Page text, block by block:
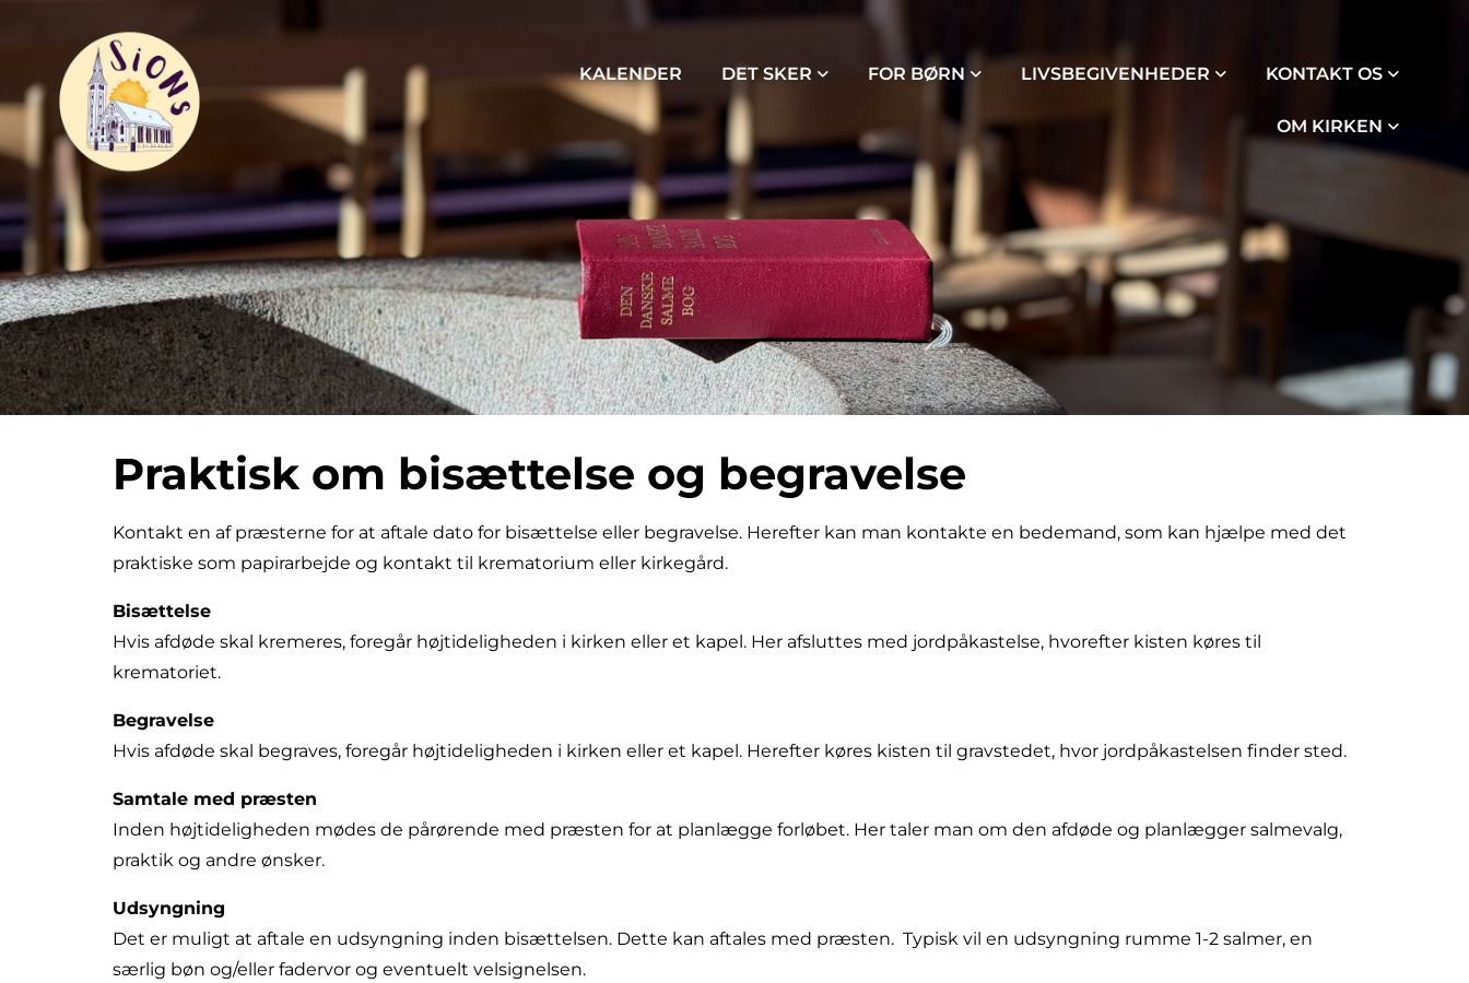
KALENDER DET SKER FOR BØRN LIVSBEGIVENHEDER KONTAKT OS
OM KIRKEN
Praktisk om bisættelse og begravelse
Kontakt en af præsterne for at aftale dato for bisættelse eller begravelse. Herefter kan man kontakte en bedemand, som kan hjælpe med det
praktiske som papirarbejde og kontakt til krematorium eller kirkegård.
Bisættelse
Hvis afdøde skal kremeres, foregår højtideligheden i kirken eller et kapel. Her afsluttes med jordpåkastelse, hvorefter kisten køres til
krematoriet.
Begravelse
Hvis afdøde skal begraves, foregår højtideligheden i kirken eller et kapel. Herefter køres kisten til gravstedet, hvor jordpåkastelsen finder sted.
Samtale med præsten
Inden højtideligheden mødes de pårørende med præsten for at planlægge forløbet. Her taler man om den afdøde og planlægger salmevalg,
praktik og andre ønsker.
Udsyngning
Det er muligt at aftale en udsyngning inden bisættelsen. Dette kan aftales med præsten. Typisk vil en udsyngning rumme 1-2 salmer, en
særlig bøn og/eller fadervor og eventuelt velsignelsen.